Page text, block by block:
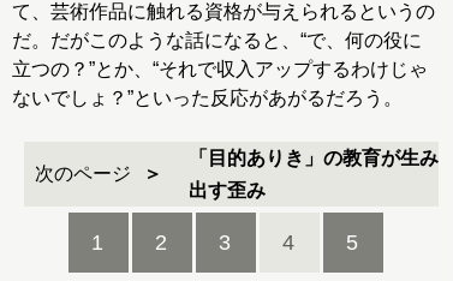
て、芸術作品に触れる資格が与えられるというの
だ。だがこのような話になると、“で、何の役に
立つの？”とか、“それで収入アップするわけじゃ
ないでしょ？”といった反応があがるだろう。
次のページ
「目的ありき」の教育が生み
出す歪み
1 2 3 4 5